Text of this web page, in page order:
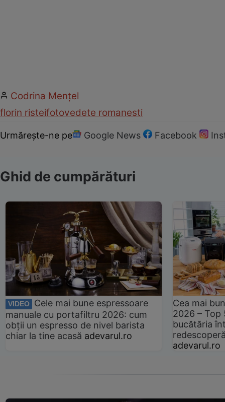
Codrina Mențel
florin risteifotovedete romanesti
Urmărește-ne pe Google News Facebook
Ghid de cumpărături
VIDEO
Cele mai bune espressoare
manuale cu portafiltru 2026: cum
obții un espresso de nivel barista
chiar la tine acasă adevarul.ro
Cea mai
2026 –
bucătăria
adevarul.ro